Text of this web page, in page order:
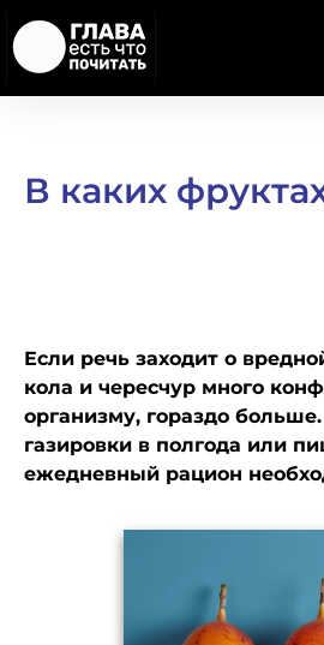
В каких
Если речь заходит о
кола и чересчур много
организму, гораздо
газировки в полгода или
ежедневный рацион